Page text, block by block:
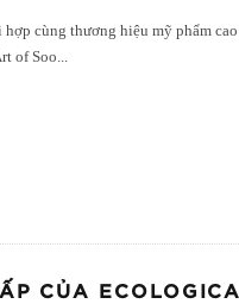
cùng thương hiệu mỹ phẩm cao
of Soo...
CỦA